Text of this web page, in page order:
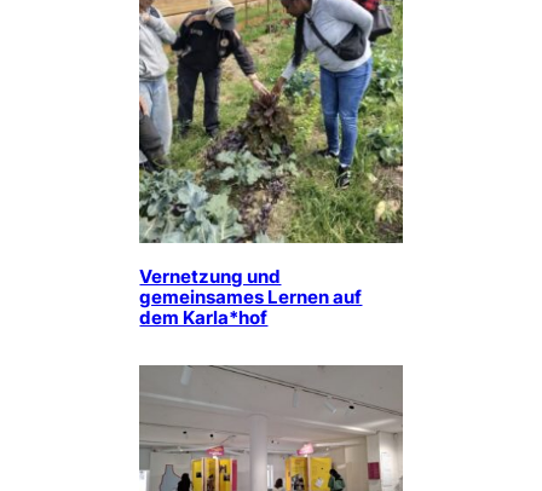
Vernetzung und
gemeinsames Lernen auf
dem Karla*hof